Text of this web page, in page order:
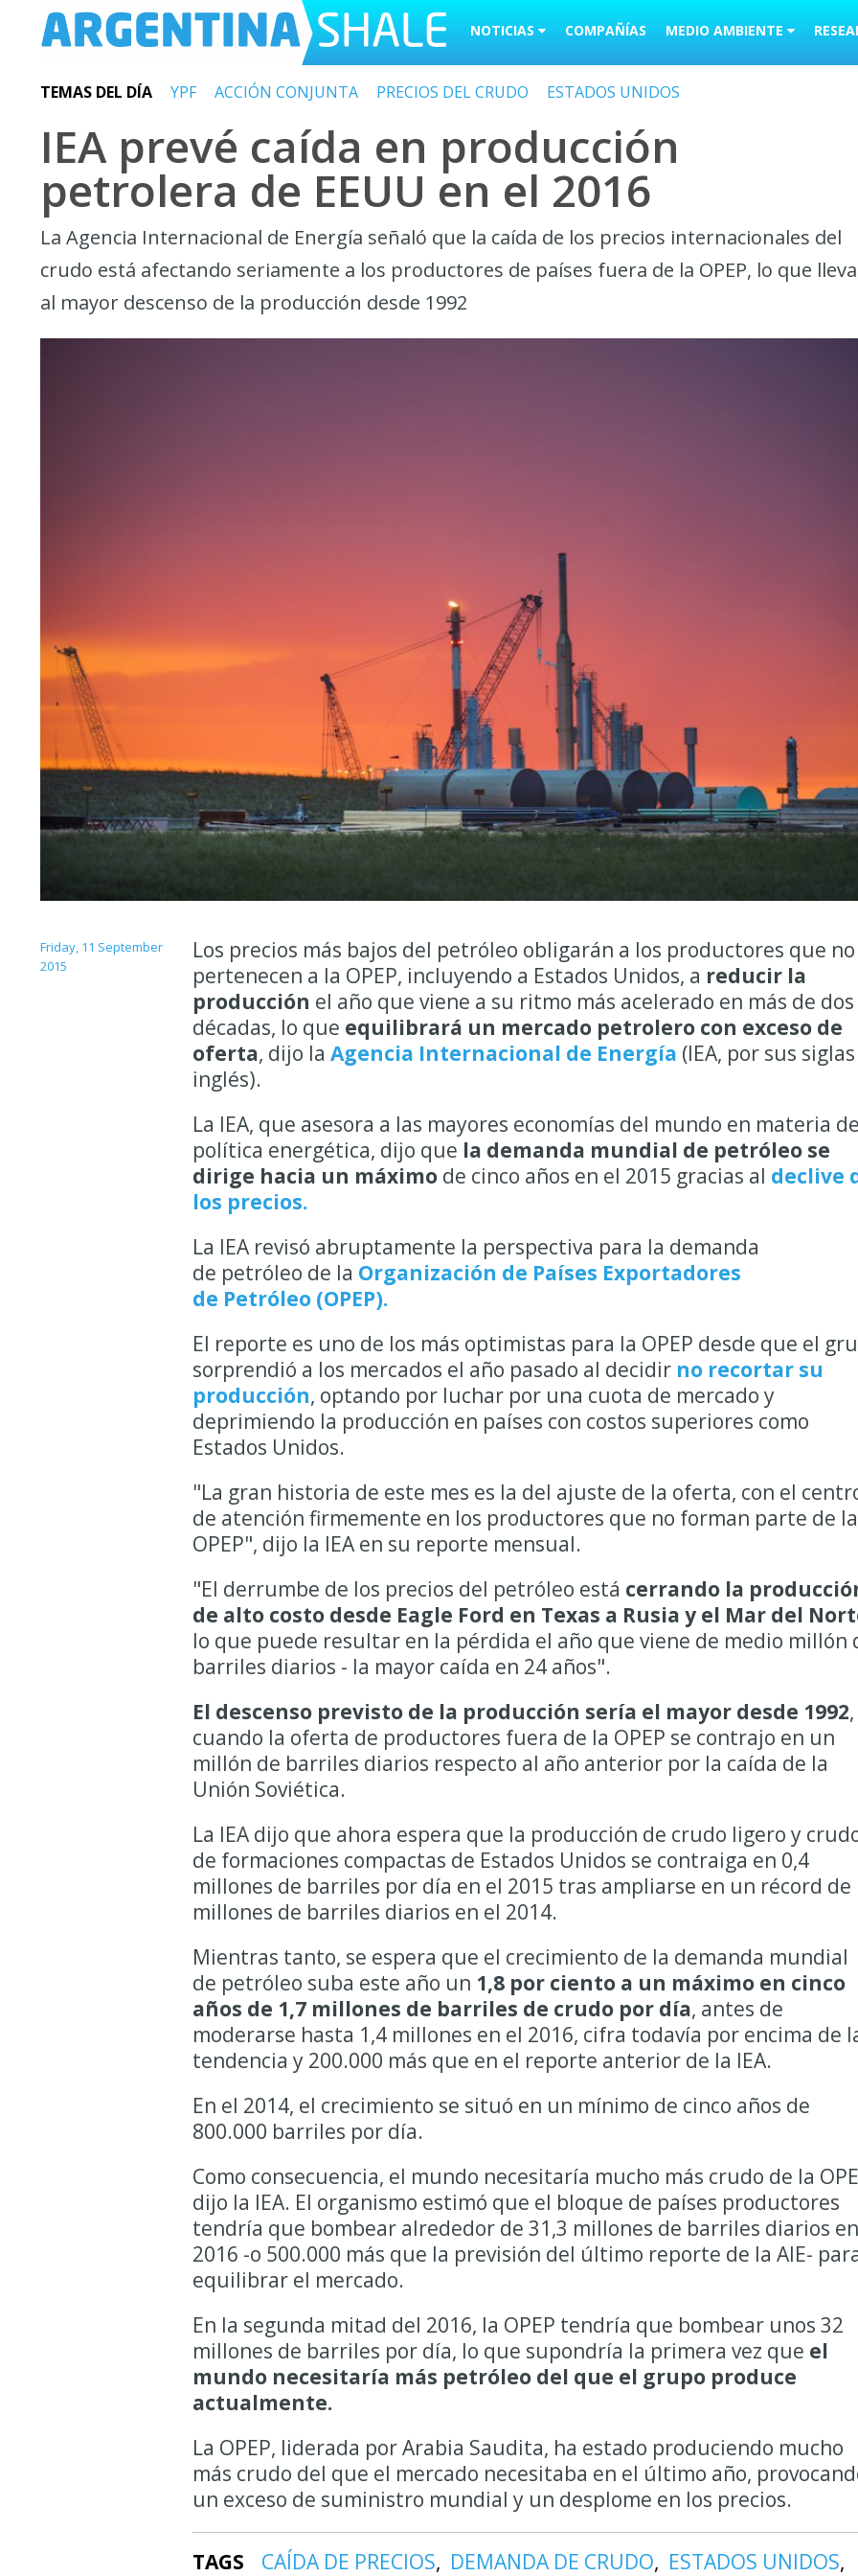
NOTICIAS COMPAÑÍAS MEDIO AMBIENTE
TEMAS DEL DÍA YPF ACCIÓN CONJUNTA PRECIOS DEL CRUDO ESTADOS UNIDOS
IEA prevé caída en producción
petrolera de EEUU en el 2016
La Agencia Internacional de Energía señaló que la caída de los precios internacionales del
crudo está afectando seriamente a los productores de países fuera de la OPEP, lo que
al mayor descenso de la producción desde 1992
Friday, 11 September
2015
Los precios más bajos del petróleo obligarán a los productores que no
pertenecen a la OPEP, incluyendo a Estados Unidos, a reducir la
producción el año que viene a su ritmo más acelerado en más de dos
décadas, lo que equilibrará un mercado petrolero con exceso de
oferta, dijo la Agencia Internacional de Energía (IEA, por sus
inglés).
La IEA, que asesora a las mayores economías del mundo en materia de
política energética, dijo que la demanda mundial de petróleo se
dirige hacia un máximode cinco años en el 2015 gracias al declive
los precios.
La IEA revisó abruptamente la perspectiva para la demanda
de petróleo de la Organización de Países Exportadores
de Petróleo (OPEP).
El reporte es uno de los más optimistas para la OPEP desde que el
sorprendió a los mercados el año pasado al decidir no recortar su
producción, optando por luchar por una cuota de mercado y
deprimiendo la producción en países con costos superiores como
Estados Unidos.
"La gran historia de este mes es la del ajuste de la oferta, con el
de atención firmemente en los productores que no forman parte de la
OPEP", dijo la IEA en su reporte mensual.
"El derrumbe de los precios del petróleo está cerrando la
de alto costo desde Eagle Ford en Texas a Rusia y el Mar del
lo que puede resultar en la pérdida el año que viene de medio millón
barriles diarios - la mayor caída en 24 años".
El descenso previsto de la producción sería el mayor desde 1992,
cuando la oferta de productores fuera de la OPEP se contrajo en un
millón de barriles diarios respecto al año anterior por la caída de la
Unión Soviética.
La IEA dijo que ahora espera que la producción de crudo ligero y
de formaciones compactas de Estados Unidos se contraiga en 0,4
millones de barriles por día en el 2015 tras ampliarse en un récord de
millones de barriles diarios en el 2014.
Mientras tanto, se espera que el crecimiento de la demanda mundial
de petróleo suba este año un 1,8 por ciento a un máximo en cinco
años de 1,7 millones de barriles de crudo por día, antes de
moderarse hasta 1,4 millones en el 2016, cifra todavía por encima de
tendencia y 200.000 más que en el reporte anterior de la IEA.
En el 2014, el crecimiento se situó en un mínimo de cinco años de
800.000 barriles por día.
Como consecuencia, el mundo necesitaría mucho más crudo de la
dijo la IEA. El organismo estimó que el bloque de países productores
tendría que bombear alrededor de 31,3 millones de barriles diarios en
2016 -o 500.000 más que la previsión del último reporte de la AIE-
equilibrar el mercado.
En la segunda mitad del 2016, la OPEP tendría que bombear unos 32
millones de barriles por día, lo que supondría la primera vez que el
mundo necesitaría más petróleo del que el grupo produce
actualmente.
La OPEP, liderada por Arabia Saudita, ha estado produciendo mucho
más crudo del que el mercado necesitaba en el último año,
un exceso de suministro mundial y un desplome en los precios.
TAGS CAÍDA DE PRECIOS DEMANDA DE CRUDO
ESTADOS UNIDOS